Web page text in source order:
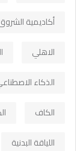
أكاديمية
الاهلي
الذكاء
الكاف
اللياقة البدنية